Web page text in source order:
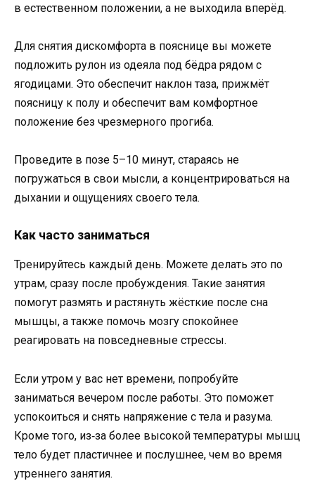
в естественном положении, а не выходила вперёд.
Для снятия дискомфорта в пояснице вы можете
подложить рулон из одеяла под бёдра рядом с
ягодицами. Это обеспечит наклон таза, прижмёт
поясницу к полу и обеспечит вам комфортное
положение без чрезмерного прогиба.
Проведите в позе 5–10 минут, стараясь не
погружаться в свои мысли, а концентрироваться на
дыхании и ощущениях своего тела.
Как часто заниматься
Тренируйтесь каждый день. Можете делать это по
утрам, сразу после пробуждения. Такие занятия
помогут размять и растянуть жёсткие после сна
мышцы, а также помочь мозгу спокойнее
реагировать на повседневные стрессы.
Если утром у вас нет времени, попробуйте
заниматься вечером после работы. Это поможет
успокоиться и снять напряжение с тела и разума.
Кроме того, из‑за более высокой температуры мышц
тело будет пластичнее и послушнее, чем во время
утреннего занятия.